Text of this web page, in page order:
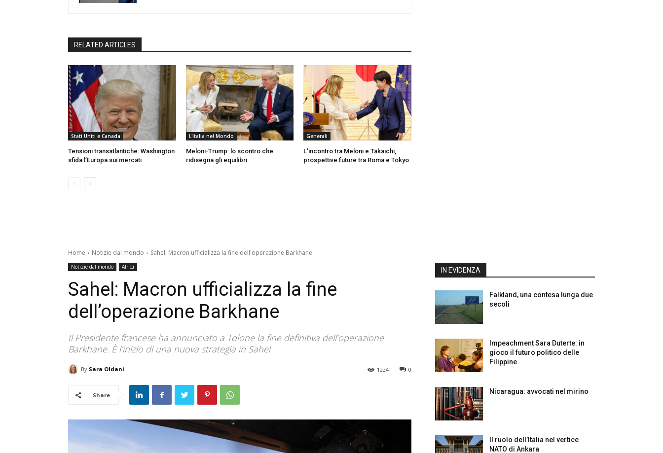
RELATED ARTICLES
Stati Uniti e Canada
Tensioni transatlantiche: Washington
sfida l’Europa sui mercati
L'Italia nel Mondo
Meloni-Trump: lo scontro che
ridisegna gli equilibri
Generali
L’incontro tra Meloni e Takaichi,
prospettive future tra Roma e Tokyo